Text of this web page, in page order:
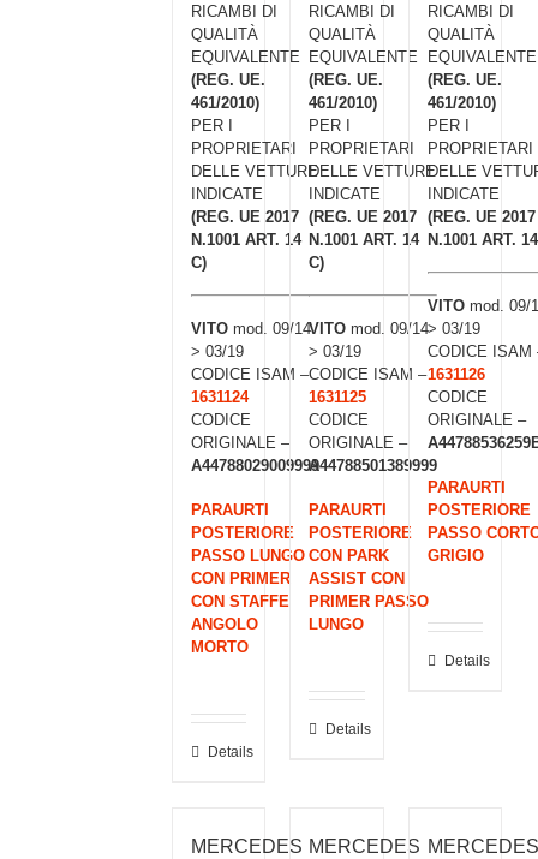
RICAMBI DI
QUALITÀ
EQUIVALENTE
(REG. UE.
461/2010)
PER I
PROPRIETARI
DELLE VETTURE
INDICATE
(REG. UE 2017
N.1001 ART. 14
C)
VITO mod. 09/14
> 03/19
CODICE ISAM –
1631124
CODICE
ORIGINALE –
A44788029009999
PARAURTI
POSTERIORE
PASSO LUNGO
CON PRIMER
CON STAFFE
ANGOLO
MORTO
Details
RICAMBI DI
QUALITÀ
EQUIVALENTE
(REG. UE.
461/2010)
PER I
PROPRIETARI
DELLE VETTURE
INDICATE
(REG. UE 2017
N.1001 ART. 14
C)
VITOmod. 09/14
> 03/19
CODICE ISAM –
1631125
CODICE
ORIGINALE –
A44788501389999
PARAURTI
POSTERIORE
CON PARK
ASSIST CON
PRIMER PASSO
LUNGO
Details
RICAMBI DI
QUALITÀ
EQUIVALENTE
(REG. UE.
461/2010)
PER I
PROPRIETARI
DELLE
INDICATE
(REG. UE 2017
N.1001 ART.
VITO mod. 09/
> 03/19
CODICE ISAM
1631126
CODICE
ORIGINALE –
PARAURTI
POSTERIORE
PASSO
GRIGIO
Details
MERCEDES MERCEDES MERCEDES